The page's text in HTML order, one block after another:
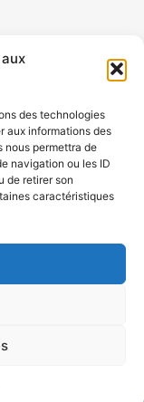
des technologies
aux informations des
nous permettra de
navigation ou les ID
de retirer son
caractéristiques
(UE)
- Tous droits